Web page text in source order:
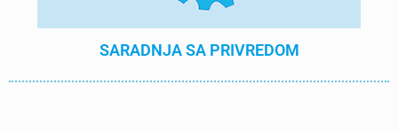
SARADNJA SA PRIVREDOM